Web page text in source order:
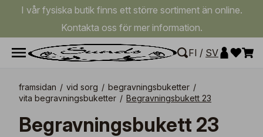
I vår fysiska butik finns ett större sortiment än online.
Kontakta oss för mer information.
FI / SV
framsidan / vid sorg / begravningsbuketter /
vita begravningsbuketter / Begravningsbukett 23
Begravningsbukett 23